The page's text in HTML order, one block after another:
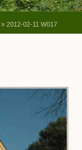
» 2012-02-11 W017